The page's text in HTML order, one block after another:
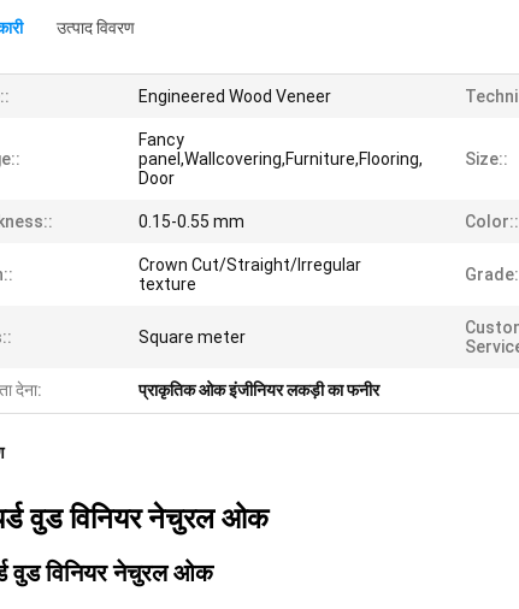
उत्पाद विवरण
Engineered Wood Veneer
Fancy
panel,Wallcovering,Furniture,Flooring,
Door
Size::
0.15-0.55 mm Color::
Crown Cut/Straight/Irregular
texture
Square meter
देना: प्राकृतिक ओक इंजीनियर लकड़ी का फनीर
वुड विनियर नेचुरल ओक
वुड विनियर नेचुरल ओक